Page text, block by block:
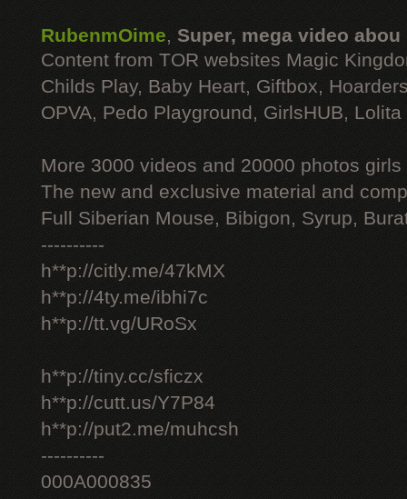
RubenmOime, Super, mega video abou
Content from TOR websites Magic
Childs Play, Baby Heart, Giftbox,
OPVA, Pedo Playground, GirlsHUB, Lolita
More 3000 videos and 20000 photos
The new and exclusive material and
Full Siberian Mouse, Bibigon, Syrup,
----------
h**p://citly.me/47kMX
h**p://4ty.me/ibhi7c
h**p://tt.vg/URoSx
h**p://tiny.cc/sficzx
h**p://cutt.us/Y7P84
h**p://put2.me/muhcsh
----------
000A000835